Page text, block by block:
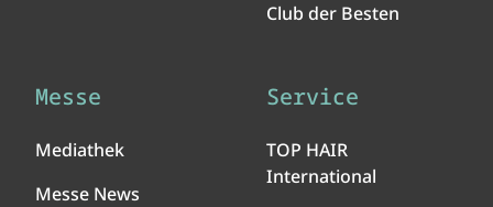
Club der Besten
Messe
Mediathek
Messe News
Service
TOP HAIR
International